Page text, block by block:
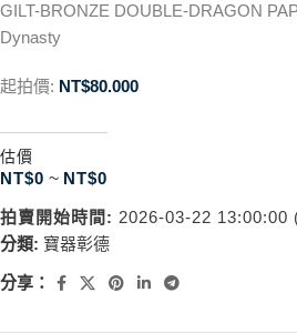
GILT-BRONZE DOUBLE-DRAGON
Dynasty
起拍價: NT$80.000
估價
NT$0 ~ NT$0
拍賣開始時間: 2026-03-22 13:00:00
分類: 寶器彰德
分享：